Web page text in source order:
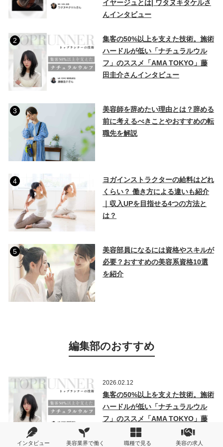
イヤージュとは| ワタヌキタケルさ
んインタビュー
2
集客の50%以上を支えた技術。施術
ハードルが低い「ナチュラルウル
フ」のススメ「AMA TOKYO」藤
田圭介さんインタビュー
3
美容師を辞めたい理由とは？辞める
前に考えるべきことやおすすめの転
職先を解説
4
ヨガインストラクターの給料はどれ
くらい？ 働き方による違いも紹介
｜収入UPを目指せる4つの方法と
は？
5
美容部員になるには資格やスキルが
必要？おすすめの美容系資格10選
を紹介
編集部のおすすめ
2026.02.12
集客の50%以上を支えた技術。施術
ハードルが低い「ナチュラルウル
フ」のススメ「AMA TOKYO」藤
田圭介さんインタビュー
インタビュー 美容業界で働く 職種で見る 美容の求人